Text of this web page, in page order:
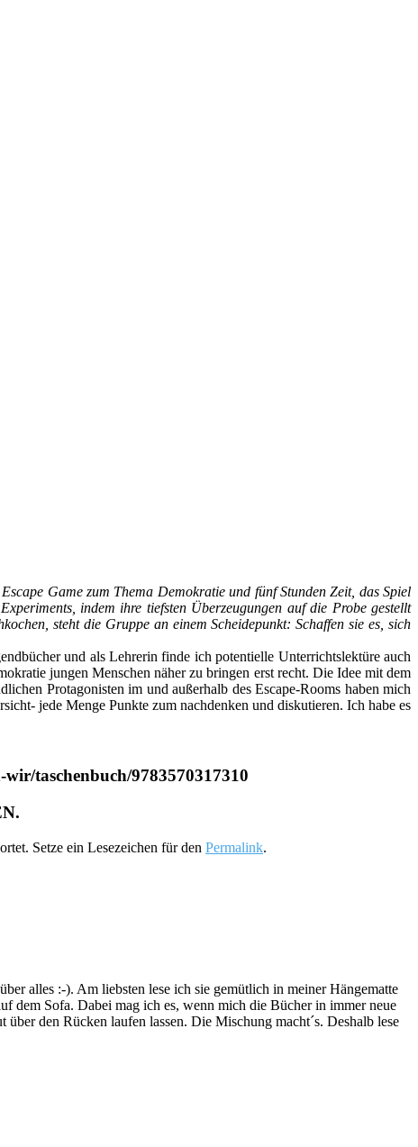
Game zum Thema Demokratie und fünf Stunden Zeit, das Spiel
indem ihre tiefsten Überzeugungen auf die Probe gestellt
steht die Gruppe an einem Scheidepunkt: Schaffen sie es, sich
und als Lehrerin finde ich potentielle Unterrichtslektüre auch
jungen Menschen näher zu bringen erst recht. Die Idee mit dem
Protagonisten im und außerhalb des Escape-Rooms haben mich
jede Menge Punkte zum nachdenken und diskutieren. Ich habe es
taschenbuch/9783570317310
Setze ein Lesezeichen für den Permalink.
alles :-). Am liebsten lese ich sie gemütlich in meiner Hängematte
dem Sofa. Dabei mag ich es, wenn mich die Bücher in immer neue
den Rücken laufen lassen. Die Mischung macht´s. Deshalb lese